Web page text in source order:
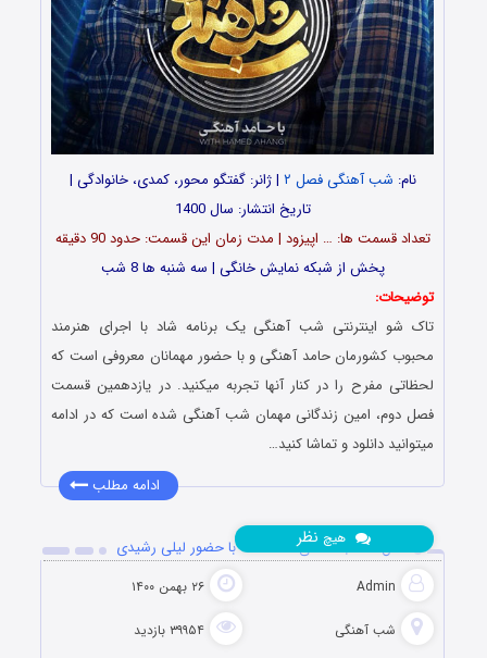
نام: شب آهنگی فصل ۲
| ژانر: گفتگو محور، کمدی، خانوادگی |
تاریخ انتشار: سال 1400
تعداد قسمت ها: … اپیزود | مدت زمان این قسمت: حدود 90 دقیقه
پخش از شبکه نمایش خانگی | سه شنبه ها 8 شب
توضیحات:
تاک شو اینترنتی شب آهنگی یک برنامه شاد با اجرای هنرمند
محبوب کشورمان حامد آهنگی و با حضور مهمانان معروفی است که
لحظاتی مفرح را در کنار آنها تجربه میکنید. در یازدهمین قسمت
فصل دوم، امین زندگانی مهمان شب آهنگی شده است که در ادامه
میتوانید دانلود و تماشا کنید…
ادامه مطلب
فصل ۲ شب آهنگی قسمت ۱۰ با حضور لیلی رشیدی
Admin ۲۶ بهمن ۱۴۰۰
شب آهنگی ۳۹۹۵۴ بازدید
هیچ نظر